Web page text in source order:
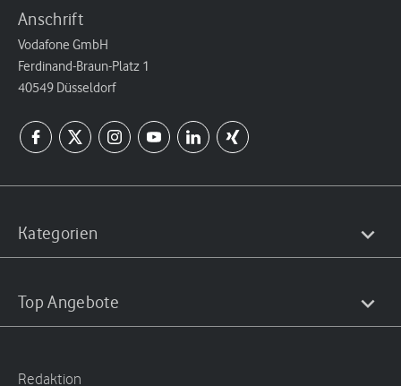
Anschrift
Vodafone GmbH
Ferdinand-Braun-Platz 1
40549 Düsseldorf
Kategorien
Top Angebote
Redaktion